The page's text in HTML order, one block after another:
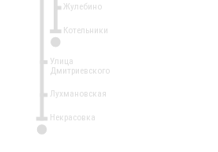
Жулебино
Котельники
Улица
Дмитриевского
Лухмановская
Некрасовка